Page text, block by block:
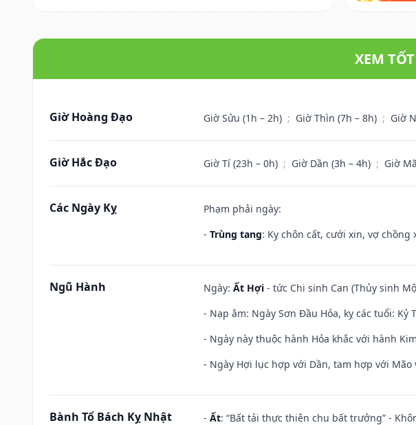
XEM
Giờ Hoàng Đạo Giờ Sửu (1h – 2h) ; Giờ Thìn (7h – 8h) ; Giờ
Giờ Hắc Đạo Giờ Tí (23h – 0h) ; Giờ Dần (3h – 4h) ; Giờ
Các Ngày Kỵ
Phạm phải ngày:
- Trùng tang: Kỵ chôn cất, cưới xin, vợ chồng
Ngũ Hành Ngày: Ất Hợi - tức Chi sinh Can (Thủy sinh
- Nạp âm: Ngày Sơn Đầu Hỏa, kỵ các tuổi: Kỷ
- Ngày này thuộc hành Hỏa khắc với hành
- Ngày Hợi lục hợp với Dần, tam hợp với
Bành Tổ Bách Kỵ Nhật - Ất: “Bất tải thực thiên chu bất trưởng” -